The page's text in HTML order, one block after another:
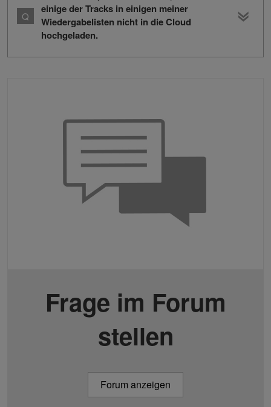
einige der Tracks in einigen meiner
Wiedergabelisten nicht in die Cloud
hochgeladen.
Frage im Forum
stellen
Forum anzeigen